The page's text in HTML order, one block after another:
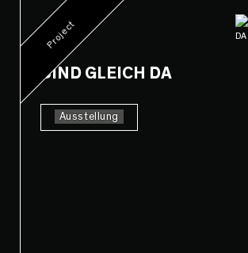
Project
SIND GLEICH DA
Ausstellung